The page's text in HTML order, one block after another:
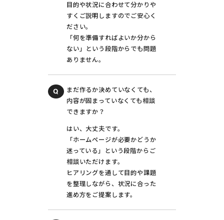
目的や状況に合わせて分かりや
すくご説明しますのでご安心く
ださい。
「何を準備すればよいか分から
ない」という段階からでも問題
ありません。
まだ作るか決めていなくても、
内容が固まっていなくても相談
できますか？
はい、大丈夫です。
「ホームページが必要かどうか
迷っている」という段階からご
相談いただけます。
ヒアリングを通して目的や課題
を整理しながら、状況に合った
進め方をご提案します。